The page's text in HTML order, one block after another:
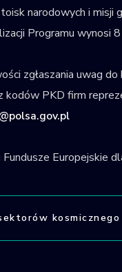
narodowych i
Programu wynosi
zgłaszania uwag
PKD firm
Europejskie